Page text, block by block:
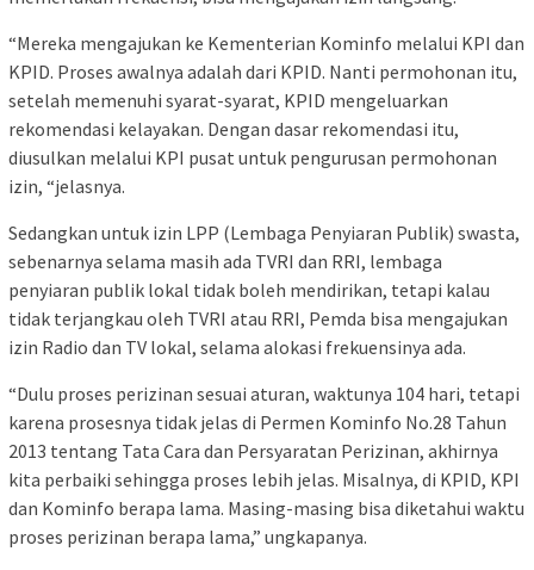
“Mereka mengajukan ke Kementerian Kominfo melalui KPI dan
KPID. Proses awalnya adalah dari KPID. Nanti permohonan itu,
setelah memenuhi syarat-syarat, KPID mengeluarkan
rekomendasi kelayakan. Dengan dasar rekomendasi itu,
diusulkan melalui KPI pusat untuk pengurusan permohonan
izin, “jelasnya.
Sedangkan untuk izin LPP (Lembaga Penyiaran Publik) swasta,
sebenarnya selama masih ada TVRI dan RRI, lembaga
penyiaran publik lokal tidak boleh mendirikan, tetapi kalau
tidak terjangkau oleh TVRI atau RRI, Pemda bisa mengajukan
izin Radio dan TV lokal, selama alokasi frekuensinya ada.
“Dulu proses perizinan sesuai aturan, waktunya 104 hari, tetapi
karena prosesnya tidak jelas di Permen Kominfo No.28 Tahun
2013 tentang Tata Cara dan Persyaratan Perizinan, akhirnya
kita perbaiki sehingga proses lebih jelas. Misalnya, di KPID, KPI
dan Kominfo berapa lama. Masing-masing bisa diketahui waktu
proses perizinan berapa lama,” ungkapanya.